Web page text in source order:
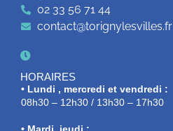
02 33 56 71 44
contact@torignylesvilles.fr
HORAIRES
• Lundi , mercredi et vendredi :
08h30 – 12h30 / 13h30 – 17h30
• Mardi, jeudi :